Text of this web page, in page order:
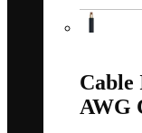
Cable
AWG